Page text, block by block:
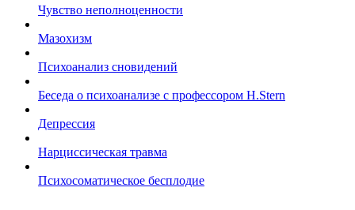
Чувство неполноценности
Мазохизм
Психоанализ сновидений
Беседа о психоанализе с профессором H.Stern
Депрессия
Нарциссическая травма
Психосоматическое бесплодие